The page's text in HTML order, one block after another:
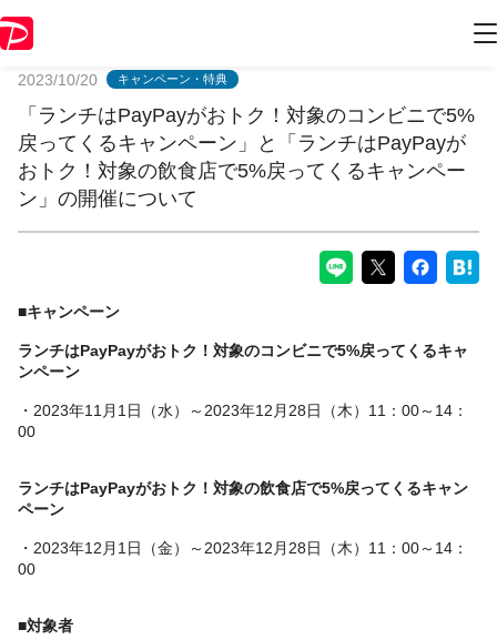
2023/10/20 キャンペーン・特典
「ランチはPayPayがおトク！対象のコンビニで5%
戻ってくるキャンペーン」と「ランチはPayPayが
おトク！対象の飲食店で5%戻ってくるキャンペー
ン」の開催について
■キャンペーン
ランチはPayPayがおトク！対象のコンビニで5%戻ってくるキャ
ンペーン
・2023年11月1日（水）～2023年12月28日（木）11：00～14：
00
ランチはPayPayがおトク！対象の飲食店で5%戻ってくるキャン
ペーン
・2023年12月1日（金）～2023年12月28日（木）11：00～14：
00
■対象者